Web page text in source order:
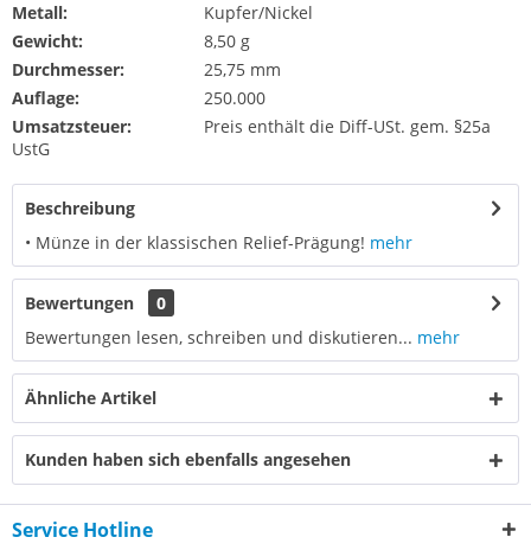
Metall:
Kupfer/Nickel
Gewicht:
8,50 g
Durchmesser:
25,75 mm
Auflage:
250.000
Umsatzsteuer:
Preis enthält die Diff-USt. gem. §25a
UstG
Beschreibung
• Münze in der klassischen Relief-Prägung! mehr
Bewertungen
0
Bewertungen lesen, schreiben und diskutieren... mehr
Ähnliche Artikel
Kunden haben sich ebenfalls angesehen
Service Hotline